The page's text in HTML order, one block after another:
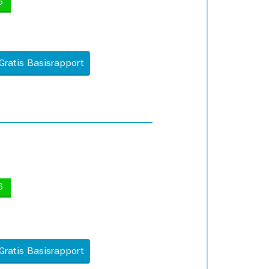
Basisrapport
Basisrapport